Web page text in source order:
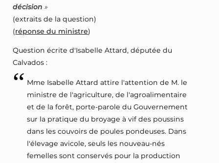
décision
(extraits de la question)
(réponse du ministre)
Question écrite d'Isabelle Attard, députée du
Calvados :
Mme Isabelle Attard attire l'attention de M. le
ministre de l'agriculture, de l'agroalimentaire
et de la forêt, porte-parole du Gouvernement
sur la pratique du broyage à vif des poussins
dans les couvoirs de poules pondeuses. Dans
l'élevage avicole, seuls les nouveau-nés
femelles sont conservés pour la production